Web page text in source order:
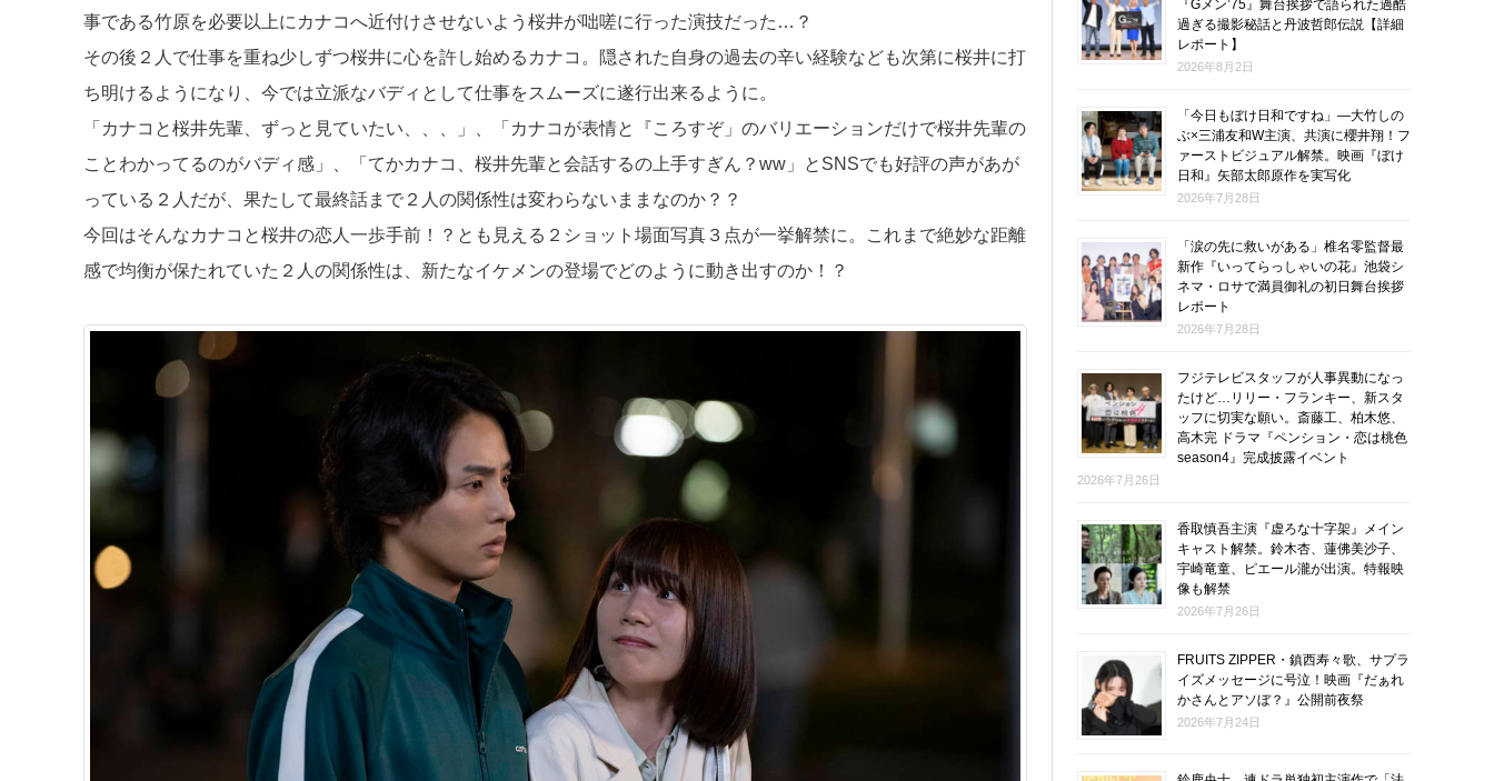
事である竹原を必要以上にカナコへ近付けさせないよう桜井が咄嗟に行った演技だった…？
その後２人で仕事を重ね少しずつ桜井に心を許し始めるカナコ。隠された自身の過去の辛い経験なども次第に桜井に打
ち明けるようになり、今では立派なバディとして仕事をスムーズに遂行出来るように。
「カナコと桜井先輩、ずっと見ていたい、、、」、「カナコが表情と『ころすぞ」のバリエーションだけで桜井先輩の
ことわかってるのがバディ感」、「てかカナコ、桜井先輩と会話するの上手すぎん？ww」とSNSでも好評の声があが
っている２人だが、果たして最終話まで２人の関係性は変わらないままなのか？？
今回はそんなカナコと桜井の恋人一歩手前！？とも見える２ショット場面写真３点が一挙解禁に。これまで絶妙な距離
感で均衡が保たれていた２人の関係性は、新たなイケメンの登場でどのように動き出すのか！？
『Gメン’75』舞台挨拶で語られた過酷
過ぎる撮影秘話と丹波哲郎伝説【詳細
レポート】
2026年8月2日
「今日もぼけ日和ですね」―大竹しの
ぶ×三浦友和W主演、共演に櫻井翔！フ
ァーストビジュアル解禁。映画『ぼけ
日和』矢部太郎原作を実写化
2026年7月28日
「涙の先に救いがある」椎名零監督最
新作『いってらっしゃいの花』池袋シ
ネマ・ロサで満員御礼の初日舞台挨拶
レポート
2026年7月28日
フジテレビスタッフが人事異動になっ
たけど…リリー・フランキー、新スタ
ッフに切実な願い。斎藤工、柏木悠、
高木完 ドラマ『ペンション・恋は桃色
season4』完成披露イベント
2026年7月26日
香取慎吾主演『虚ろな十字架』メイン
キャスト解禁。鈴木杏、蓮佛美沙子、
宇崎竜童、ピエール瀧が出演。特報映
像も解禁
2026年7月26日
FRUITS ZIPPER・鎮西寿々歌、サプラ
イズメッセージに号泣！映画『だぁれ
かさんとアソぼ？』公開前夜祭
2026年7月24日